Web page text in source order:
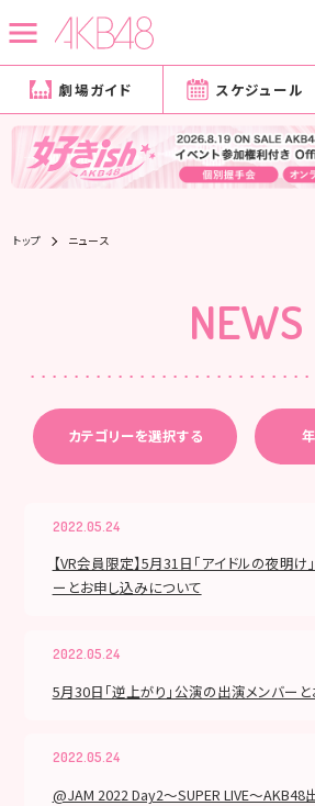
劇場ガイド スケジュール
トップ ニュース
NEWS
カテゴリーを選択する
2022.05.24
【VR会員限定】5月31日「アイドルの夜明
ーとお申し込みについて
2022.05.24
5月30日「逆上がり」公演の出演メンバー
2022.05.24
@JAM 2022 Day2〜SUPER LIVE〜AKB48